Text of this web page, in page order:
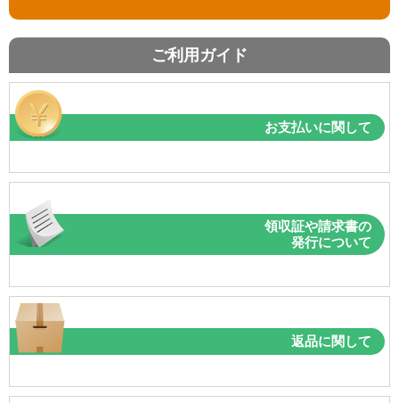
ご利用ガイド
お支払いに関して
領収証や請求書の
発行について
返品に関して